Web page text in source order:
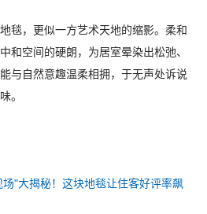
毯，更似一方艺术天地的缩影。柔和
和空间的硬朗，为居室晕染出松弛、
与自然意趣温柔相拥，于无声处诉说
。
"大揭秘！这块地毯让住客好评率飙